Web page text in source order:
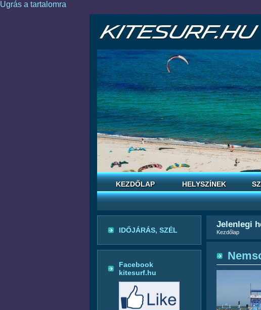
Ugrás a tartalomra
KEZDŐLAP HELYSZÍNEK
IDŐJÁRÁS, SZÉL
Facebook
kitesurf.hu
Jelenlegi
Kezdőlap